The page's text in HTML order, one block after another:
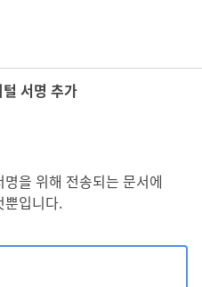
서명 추가
을 위해 전송되는 문서에
뿐입니다.